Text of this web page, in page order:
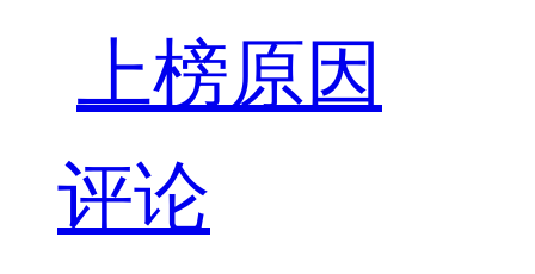
上榜原因
评论